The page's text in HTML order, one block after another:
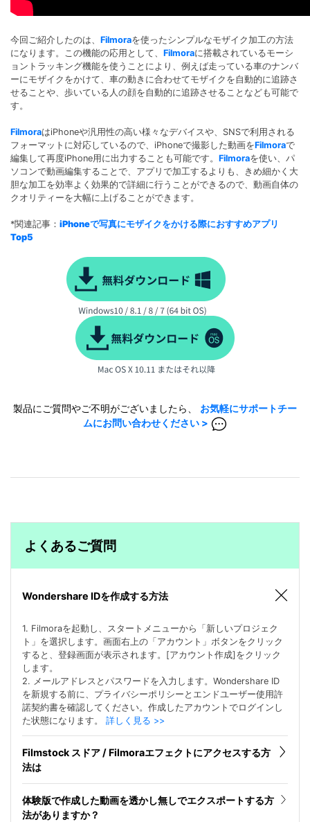
今回ご紹介したのは、 Filmoraを使ったシンプルなモザイク加工の方法
になります。この機能の応用として、 Filmoraに搭載されているモーシ
ョントラッキング機能を使うことにより、例えば走っている車のナンバ
ーにモザイクをかけて、車の動きに合わせてモザイクを自動的に追跡さ
せることや、歩いている人の顔を自動的に追跡させることなども可能で
す。
FilmoraはiPhoneや汎用性の高い様々なデバイスや、SNSで利用される
フォーマットに対応しているので、iPhoneで撮影した動画をFilmoraで
編集して再度iPhone用に出力することも可能です。 Filmoraを使い、パ
ソコンで動画編集することで、アプリで加工するよりも、きめ細かく大
胆な加工を効率よく効果的で詳細に行うことができるので、動画自体の
クオリティーを大幅に上げることができます。
*関連記事： iPhoneで写真にモザイクをかける際におすすめアプリ
Top5
製品にご質問やご不明がございましたら、 お気軽にサポートチー
ムにお問い合わせください >
よくあるご質問
Wondershare IDを作成する方法
1. Filmoraを起動し、スタートメニューから「新しいプロジェク
ト」を選択します。画面右上の「アカウント」ボタンをクリック
すると、登録画面が表示されます。[アカウント作成]をクリック
します。
2. メールアドレスとパスワードを入力します。Wondershare ID
を新規する前に、プライバシーポリシーとエンドユーザー使用許
諾契約書を確認してください。作成したアカウントでログインし
た状態になります。 詳しく見る >>
Filmstock スドア / Filmoraエフェクトにアクセスする方
法は
体験版で作成した動画を透かし無しでエクスポートする方
法がありますか？